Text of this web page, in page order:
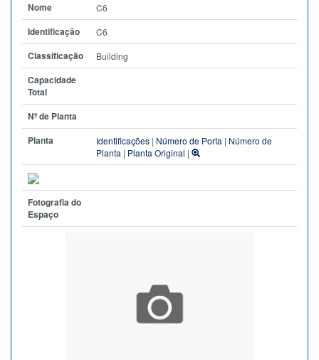
Nome
C6
Identificação C6
Classificação Building
Capacidade
Total
Nº de Planta
Planta
Identificações | Número de Porta | Número de
Planta | Planta Original |
Fotografia do
Espaço